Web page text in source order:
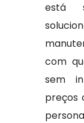
está
com
sem
preços